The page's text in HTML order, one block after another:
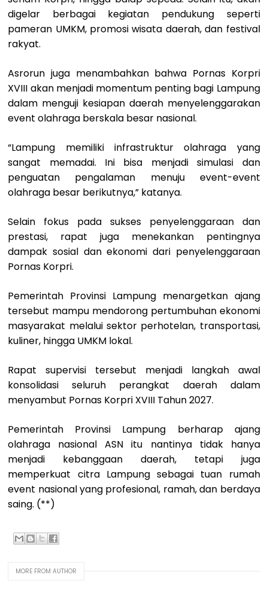
digelar berbagai kegiatan pendukung seperti
pameran UMKM, promosi wisata daerah, dan festival
rakyat.
Asrorun juga menambahkan bahwa Pornas Korpri
XVIII akan menjadi momentum penting bagi Lampung
dalam menguji kesiapan daerah menyelenggarakan
event olahraga berskala besar nasional.
“Lampung memiliki infrastruktur olahraga yang
sangat memadai. Ini bisa menjadi simulasi dan
penguatan pengalaman menuju event-event
olahraga besar berikutnya,” katanya.
Selain fokus pada sukses penyelenggaraan dan
prestasi, rapat juga menekankan pentingnya
dampak sosial dan ekonomi dari penyelenggaraan
Pornas Korpri.
Pemerintah Provinsi Lampung menargetkan ajang
tersebut mampu mendorong pertumbuhan ekonomi
masyarakat melalui sektor perhotelan, transportasi,
kuliner, hingga UMKM lokal.
Rapat supervisi tersebut menjadi langkah awal
konsolidasi seluruh perangkat daerah dalam
menyambut Pornas Korpri XVIII Tahun 2027.
Pemerintah Provinsi Lampung berharap ajang
olahraga nasional ASN itu nantinya tidak hanya
menjadi kebanggaan daerah, tetapi juga
memperkuat citra Lampung sebagai tuan rumah
event nasional yang profesional, ramah, dan berdaya
saing. (**)
MORE FROM AUTHOR